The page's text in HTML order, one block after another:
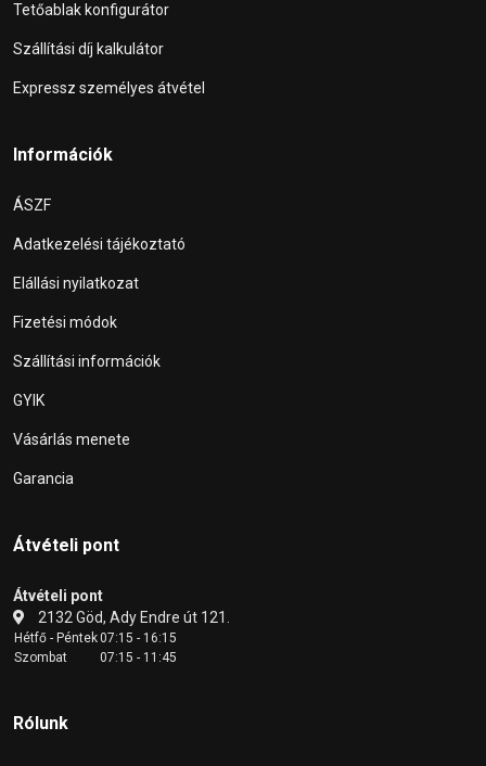
Tetőablak konfigurátor
Szállítási díj kalkulátor
Expressz személyes átvétel
Információk
ÁSZF
Adatkezelési tájékoztató
Elállási nyilatkozat
Fizetési módok
Szállítási információk
GYIK
Vásárlás menete
Garancia
Átvételi pont
Átvételi pont
2132 Göd, Ady Endre út 121.
Hétfő - Péntek07:15 - 16:15
Szombat
07:15 - 11:45
Rólunk